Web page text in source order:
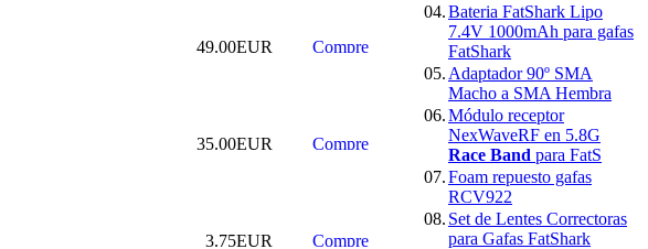
49.00EUR
35.00EUR
3.75EUR
04.Bateria FatShark Lipo
7.4V 1000mAh para gafas
FatShark
05. Adaptador 90º SMA
Macho a SMA Hembra
06.Módulo receptor
NexWaveRF en 5.8G
Race Band para FatS
07.Foam repuesto gafas
RCV922
08. Set de Lentes Correctoras
para Gafas FatShark